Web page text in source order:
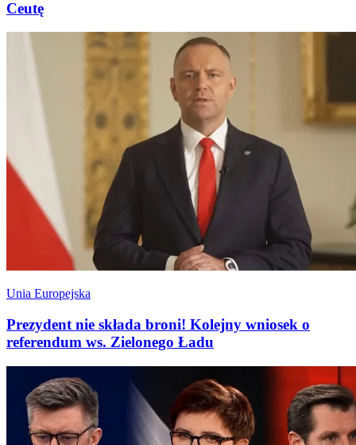
Ceutę
Unia Europejska
Prezydent nie składa broni! Kolejny wniosek o
referendum ws. Zielonego Ładu